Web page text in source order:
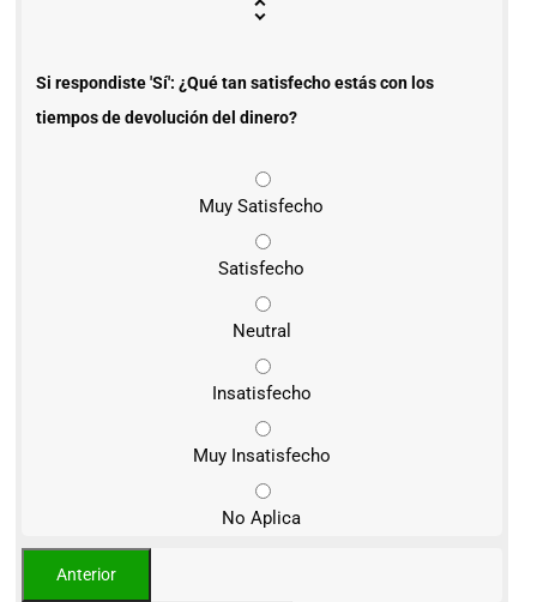
Si respondiste 'Sí': ¿Qué tan satisfecho estás con los
tiempos de devolución del dinero?
Muy Satisfecho
Satisfecho
Neutral
Insatisfecho
Muy Insatisfecho
No Aplica